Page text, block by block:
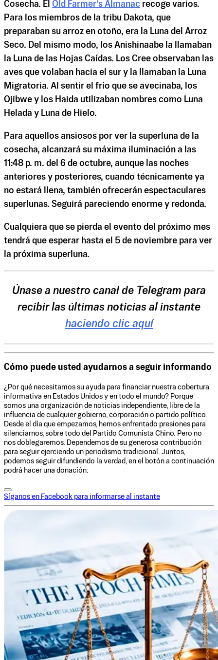
Cosecha. El Old Farmer’s Almanac recoge varios.
Para los miembros de la tribu Dakota, que
preparaban su arroz en otoño, era la Luna del Arroz
Seco. Del mismo modo, los Anishinaabe la llamaban
la Luna de las Hojas Caídas. Los Cree observaban las
aves que volaban hacia el sur y la llamaban la Luna
Migratoria. Al sentir el frío que se avecinaba, los
Ojibwe y los Haida utilizaban nombres como Luna
Helada y Luna de Hielo.
Para aquellos ansiosos por ver la superluna de la
cosecha, alcanzará su máxima iluminación a las
11:48 p. m. del 6 de octubre, aunque las noches
anteriores y posteriores, cuando técnicamente ya
no estará llena, también ofrecerán espectaculares
superlunas. Seguirá pareciendo enorme y redonda.
Cualquiera que se pierda el evento del próximo mes
tendrá que esperar hasta el 5 de noviembre para ver
la próxima superluna.
Únase a nuestro canal de Telegram para
recibir las últimas noticias al instante
haciendo clic aquí
Cómo puede usted ayudarnos a seguir informando
¿Por qué necesitamos su ayuda para financiar nuestra cobertura
informativa en Estados Unidos y en todo el mundo? Porque
somos una organización de noticias independiente, libre de la
influencia de cualquier gobierno, corporación o partido político.
Desde el día que empezamos, hemos enfrentado presiones para
silenciarnos, sobre todo del Partido Comunista Chino. Pero no
nos doblegaremos. Dependemos de su generosa contribución
para seguir ejerciendo un periodismo tradicional. Juntos,
podemos seguir difundiendo la verdad, en el botón a continuación
podrá hacer una donación:
Síganos en Facebook para informarse al instante